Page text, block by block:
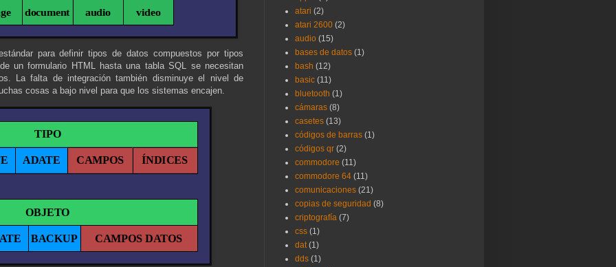
para definir tipos de datos compuestos por tipos
un formulario HTML hasta una tabla SQL se necesitan
La falta de integración también disminuye el nivel de
cosas a bajo nivel para que los sistemas encajen.
atari (2)
atari 2600 (2)
audio (15)
bases de datos (1)
bash (12)
basic (11)
bluetooth (1)
cámaras (8)
casetes (13)
códigos de barras (1)
códigos qr (2)
commodore (11)
commodore 64 (11)
comunicaciones (21)
copias de seguridad (8)
criptografía (7)
css (1)
dat (1)
dds (1)